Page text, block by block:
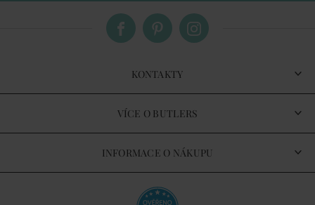
KONTAKTY
VÍCE O BUTLERS
INFORMACE O NÁKUPU